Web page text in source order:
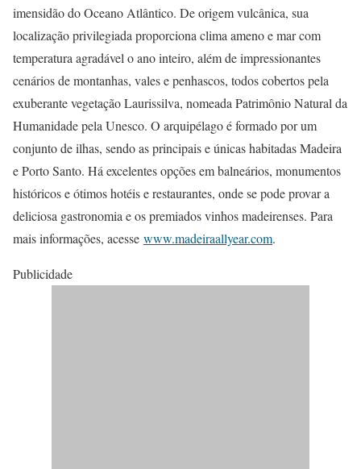
imensidão do Oceano Atlântico. De origem vulcânica, sua
localização privilegiada proporciona clima ameno e mar com
temperatura agradável o ano inteiro, além de impressionantes
cenários de montanhas, vales e penhascos, todos cobertos pela
exuberante vegetação Laurissilva, nomeada Patrimônio Natural da
Humanidade pela Unesco. O arquipélago é formado por um
conjunto de ilhas, sendo as principais e únicas habitadas Madeira
e Porto Santo. Há excelentes opções em balneários, monumentos
históricos e ótimos hotéis e restaurantes, onde se pode provar a
deliciosa gastronomia e os premiados vinhos madeirenses. Para
mais informações, acesse www.madeiraallyear.com.
Publicidade